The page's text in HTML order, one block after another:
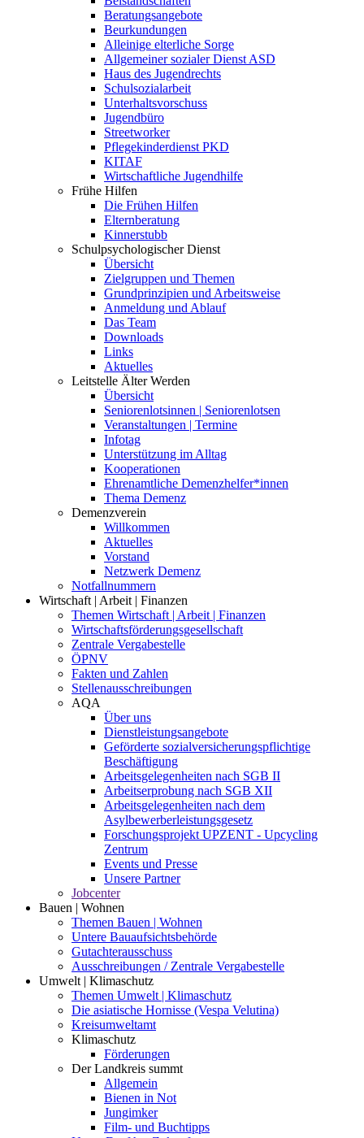
Beratungsangebote
Beurkundungen
Alleinige elterliche Sorge
Allgemeiner sozialer Dienst ASD
Haus des Jugendrechts
Schulsozialarbeit
Unterhaltsvorschuss
Jugendbüro
Streetworker
Pflegekinderdienst PKD
KITAF
Wirtschaftliche Jugendhilfe
Frühe Hilfen
Die Frühen Hilfen
Elternberatung
Kinnerstubb
Schulpsychologischer Dienst
Übersicht
Zielgruppen und Themen
Grundprinzipien und Arbeitsweise
Anmeldung und Ablauf
Das Team
Downloads
Links
Aktuelles
Leitstelle Älter Werden
Übersicht
Seniorenlotsinnen | Seniorenlotsen
Veranstaltungen | Termine
Infotag
Unterstützung im Alltag
Kooperationen
Ehrenamtliche Demenzhelfer*innen
Thema Demenz
Demenzverein
Willkommen
Aktuelles
Vorstand
Netzwerk Demenz
Notfallnummern
Wirtschaft | Arbeit | Finanzen
Themen Wirtschaft | Arbeit | Finanzen
Wirtschaftsförderungsgesellschaft
Zentrale Vergabestelle
ÖPNV
Fakten und Zahlen
Stellenausschreibungen
AQA
Über uns
Dienstleistungsangebote
Geförderte sozialversicherungspflichtige
Beschäftigung
Arbeitsgelegenheiten nach SGB II
Arbeitserprobung nach SGB XII
Arbeitsgelegenheiten nach dem
Asylbewerberleistungsgesetz
Forschungsprojekt UPZENT - Upcycling
Zentrum
Events und Presse
Unsere Partner
Jobcenter
Bauen | Wohnen
Themen Bauen | Wohnen
Untere Bauaufsichtsbehörde
Gutachterausschuss
Ausschreibungen / Zentrale Vergabestelle
Umwelt | Klimaschutz
Themen Umwelt | Klimaschutz
Die asiatische Hornisse (Vespa Velutina)
Kreisumweltamt
Klimaschutz
Förderungen
Der Landkreis summt
Allgemein
Bienen in Not
Jungimker
Film- und Buchtipps